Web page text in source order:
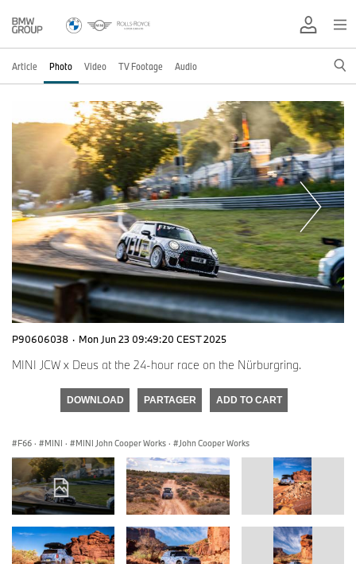
Article Photo Video TV Footage Audio
P90606038 · Mon Jun 23 09:49:20 CEST 2025
MINI JCW x Deus at the 24-hour race on the Nürburgring.
DOWNLOAD PARTAGER ADD TO CART
F66 · MINI · MINI John Cooper Works · John Cooper Works